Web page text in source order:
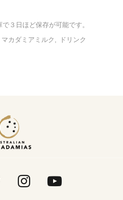
３日ほど保存が可能です。
カダミアミルク ドリンク